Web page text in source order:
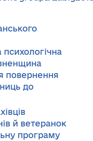
повернення
до
й ветеранок
програму